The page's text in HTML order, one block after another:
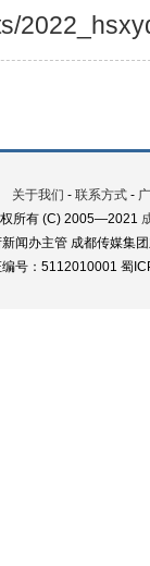
关于我们 - 联系方式 -
所有 (C) 2005—2021
闻办主管 成都传媒集
编号：5112010001 蜀